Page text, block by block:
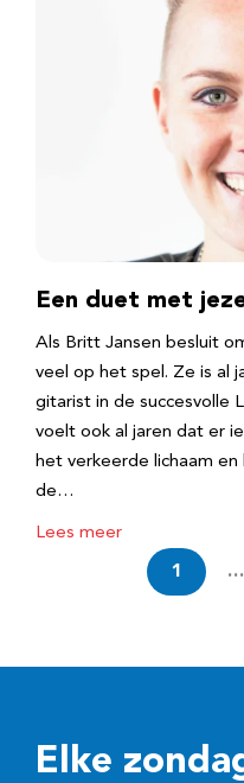
Een duet met
Als Britt Jansen besluit
veel op het spel. Ze is al
gitarist in de succesvolle
voelt ook al jaren dat er
het verkeerde lichaam
de…
Lees meer
1 …
Elke